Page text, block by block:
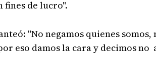
fines de lucro".
"No negamos quienes somos,
eso damos la cara y decimos no